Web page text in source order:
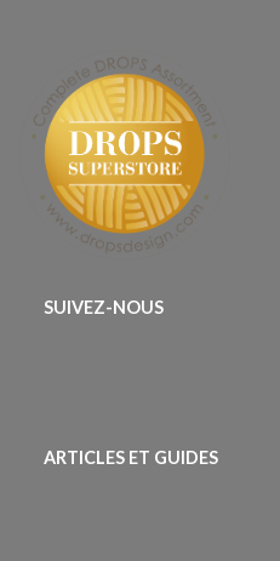
SUIVEZ-NOUS
ARTICLES ET GUIDES